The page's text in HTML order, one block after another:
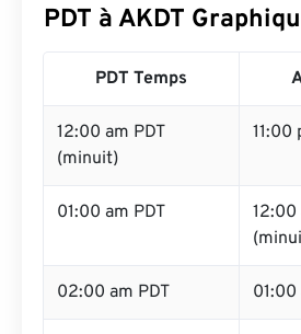
PDT à AKDT
PDT Temps
12:00 am PDT
(minuit)
11:00
01:00 am PDT
12:00
02:00 am PDT 01:00